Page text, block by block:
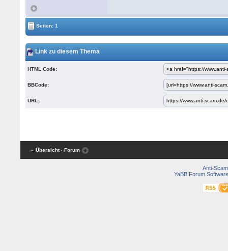
Seiten: 1
Link zu diesem Thema
HTML Code:
BBCode:
URL:
« Übersicht ‹ Forum
Anti-Scam
YaBB Forum Software